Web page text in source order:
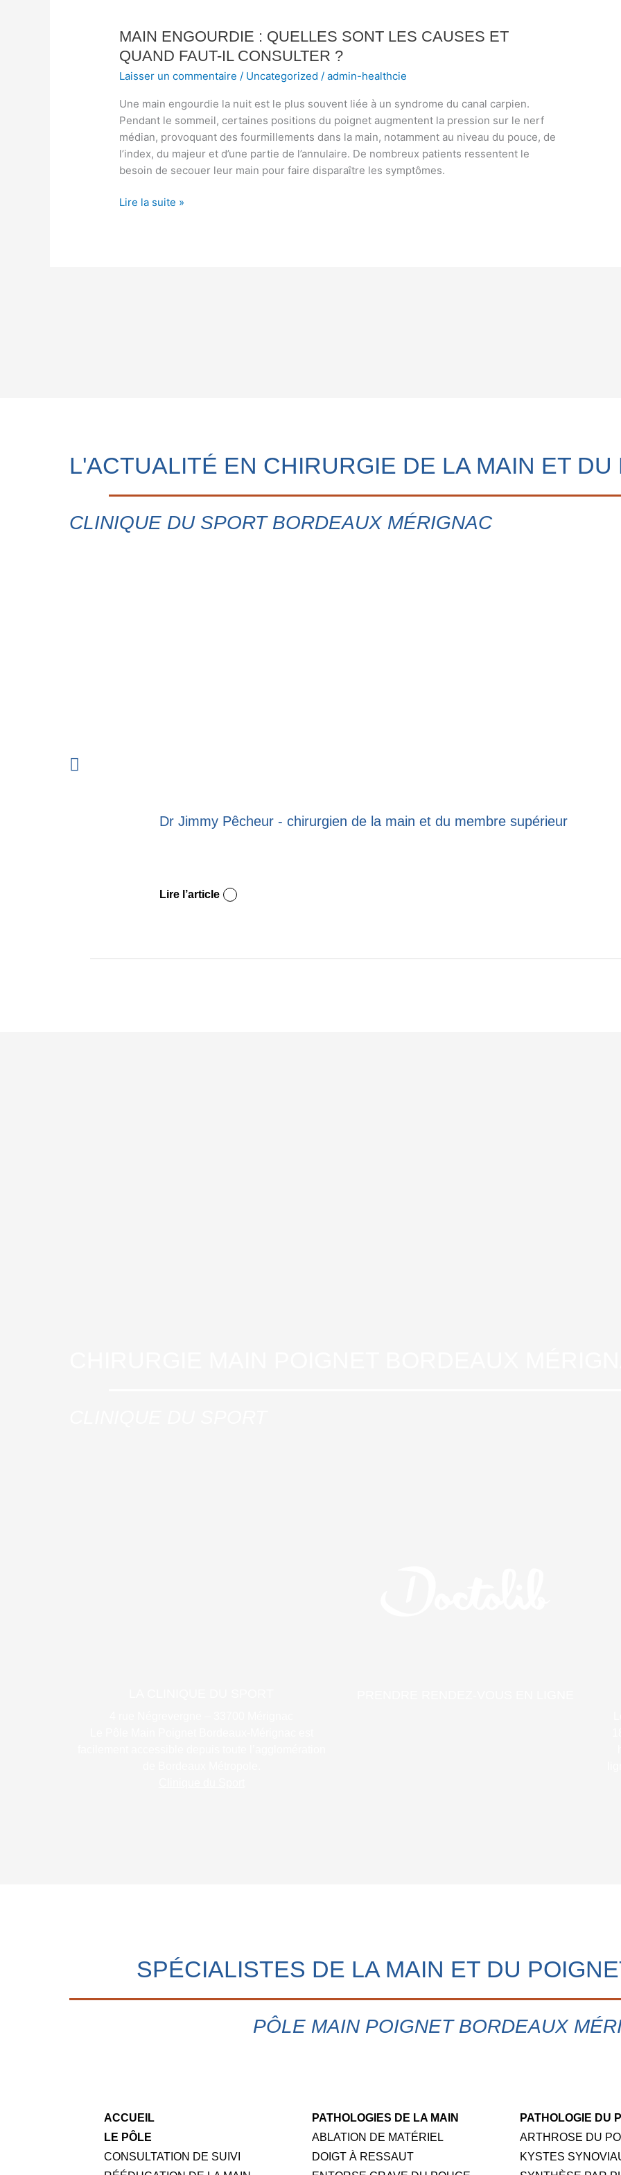
MAIN ENGOURDIE : QUELLES SONT LES CAUSES ET
QUAND FAUT-IL CONSULTER ?
Laisser un commentaire / Uncategorized /admin-healthcie
Une main engourdie la nuit est le plus souvent liée à un syndrome du canal carpien.
Pendant le sommeil, certaines positions du poignet augmentent la pression sur le nerf
médian, provoquant des fourmillements dans la main, notamment au niveau du pouce, de
l’index, du majeur et d’une partie de l’annulaire. De nombreux patients ressentent le
besoin de secouer leur main pour faire disparaître les symptômes.
:
quelles
sont
les
causes
et
quand
faut-
il
?
Lire la suite »
L'ACTUALITÉ EN CHIRURGIE DE LA MAIN ET DU
CLINIQUE DU SPORT BORDEAUX MÉRIGNAC
Dr Jimmy Pêcheur - chirurgien de la main et du membre supérieur
Lire l’article
SPÉCIALISTES DE LA MAIN ET DU
PÔLE MAIN POIGNET BORDEAUX
ACCUEIL
LE PÔLE
CONSULTATION DE SUIVI
PATHOLOGIES DE LA MAIN
ABLATION DE MATÉRIEL
DOIGT À RESSAUT
PATHOLOGIE DU
ARTHROSE DU
KYSTES